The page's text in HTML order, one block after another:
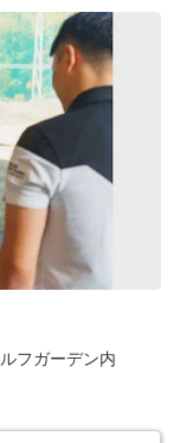
フガーデン内